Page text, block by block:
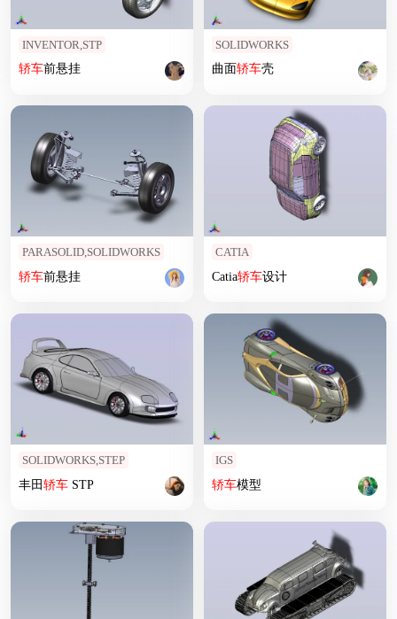
INVENTOR,STP
轿车前悬挂
SOLIDWORKS
曲面轿车壳
PARASOLID,SOLIDWORKS
轿车前悬挂
CATIA
Catia轿车设计
SOLIDWORKS,STEP
丰田轿车STP
IGS
轿车模型